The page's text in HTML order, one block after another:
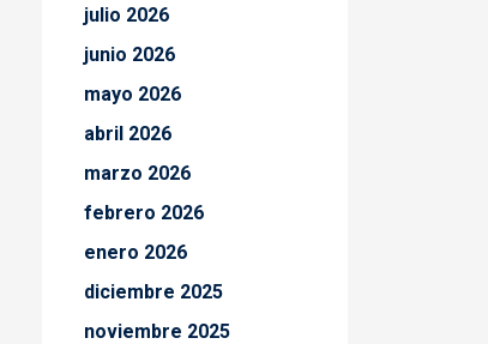
julio 2026
junio 2026
mayo 2026
abril 2026
marzo 2026
febrero 2026
enero 2026
diciembre 2025
noviembre 2025